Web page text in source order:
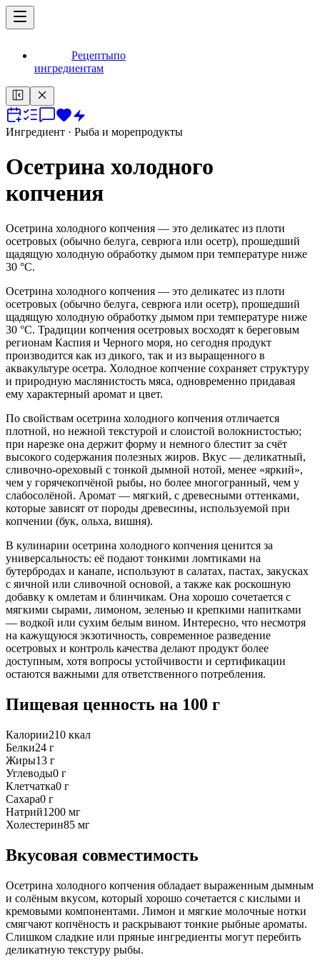
Рецептыпо
ингредиентам
Ингредиент · Рыба и морепродукты
Осетрина холодного
копчения
Осетрина холодного копчения — это деликатес из плоти
осетровых (обычно белуга, севрюга или осетр), прошедший
щадящую холодную обработку дымом при температуре ниже
30 °C.
Осетрина холодного копчения — это деликатес из плоти
осетровых (обычно белуга, севрюга или осетр), прошедший
щадящую холодную обработку дымом при температуре ниже
30 °C. Традиции копчения осетровых восходят к береговым
регионам Каспия и Черного моря, но сегодня продукт
производится как из дикого, так и из выращенного в
аквакультуре осетра. Холодное копчение сохраняет структуру
и природную маслянистость мяса, одновременно придавая
ему характерный аромат и цвет.
По свойствам осетрина холодного копчения отличается
плотной, но нежной текстурой и слоистой волокнистостью;
при нарезке она держит форму и немного блестит за счёт
высокого содержания полезных жиров. Вкус — деликатный,
сливочно-ореховый с тонкой дымной нотой, менее «яркий»,
чем у горячекопчёной рыбы, но более многогранный, чем у
слабосолёной. Аромат — мягкий, с древесными оттенками,
которые зависят от породы древесины, используемой при
копчении (бук, ольха, вишня).
В кулинарии осетрина холодного копчения ценится за
универсальность: её подают тонкими ломтиками на
бутербродах и канапе, используют в салатах, пастах, закусках
с яичной или сливочной основой, а также как роскошную
добавку к омлетам и блинчикам. Она хорошо сочетается с
мягкими сырами, лимоном, зеленью и крепкими напитками
— водкой или сухим белым вином. Интересно, что несмотря
на кажущуюся экзотичность, современное разведение
осетровых и контроль качества делают продукт более
доступным, хотя вопросы устойчивости и сертификации
остаются важными для ответственного потребления.
Пищевая ценность на 100 г
Калории210 ккал
Белки24 г
Жиры13 г
Углеводы0 г
Клетчатка0 г
Сахара0 г
Натрий1200 мг
Холестерин85 мг
Вкусовая совместимость
Осетрина холодного копчения обладает выраженным дымным
и солёным вкусом, который хорошо сочетается с кислыми и
кремовыми компонентами. Лимон и мягкие молочные нотки
смягчают копчёность и раскрывают тонкие рыбные ароматы.
Слишком сладкие или пряные ингредиенты могут перебить
деликатную текстуру рыбы.